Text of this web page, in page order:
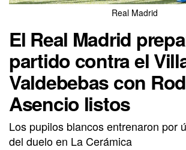
Real Madrid
El Real Madrid
partido contra el
Valdebebas con
Asencio listos
Los pupilos blancos entrenaron por
del duelo en La Cerámica